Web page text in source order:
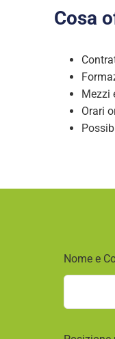
Cosa
Mezzi
Orari
Nome e